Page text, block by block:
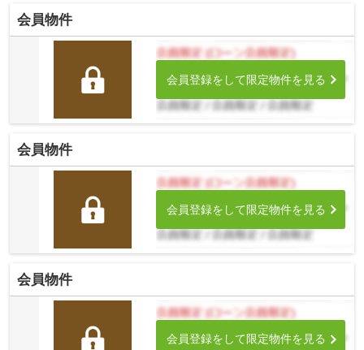
会員物件
会員登録をして限定物件を見る
会員物件
会員登録をして限定物件を見る
会員物件
会員登録をして限定物件を見る